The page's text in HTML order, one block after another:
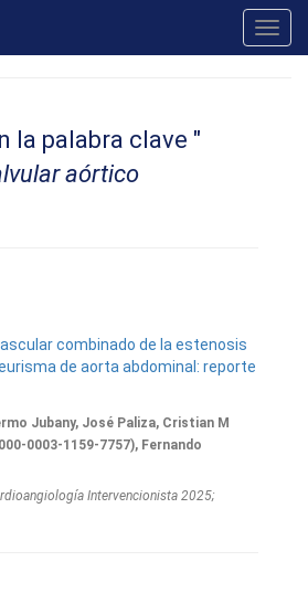
la palabra clave "
aórtico
combinado de la estenosis
de aorta abdominal: reporte
Jubany, José Paliza, Cristian M
0003-1159-7757), Fernando
Intervencionista 2025;